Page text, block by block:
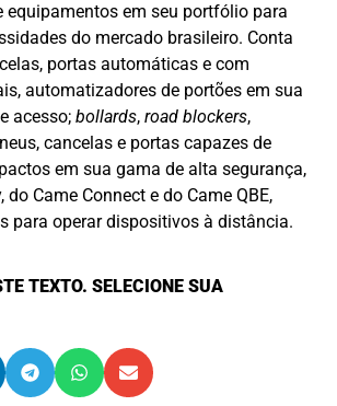
equipamentos em seu portfólio para
do mercado brasileiro. Conta
portas automáticas e com
automatizadores de portões em sua
acesso; bollards, road blockers,
cancelas e portas capazes de
em sua gama de alta segurança,
do Came Connect e do Came QBE,
para operar dispositivos à distância.
TEXTO. SELECIONE SUA